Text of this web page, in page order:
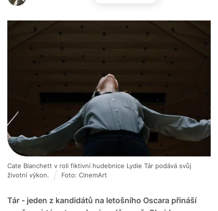
Tár - jeden z kandidátů na letošního Oscara přináší
Cate Blanchett v roli fiktivní hudebnice Lydie Tár podává svůj
životní výkon.
Foto: CinemArt